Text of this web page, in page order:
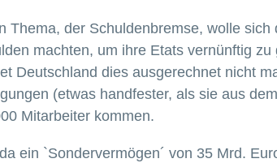
Thema, der Schuldenbremse, wolle
machten, um ihre Etats vernünftig
Deutschland dies ausgerechnet nicht
(etwas handfester, als sie aus
Mitarbeiter kommen.
ein `Sondervermögen´ von 35 Mrd.